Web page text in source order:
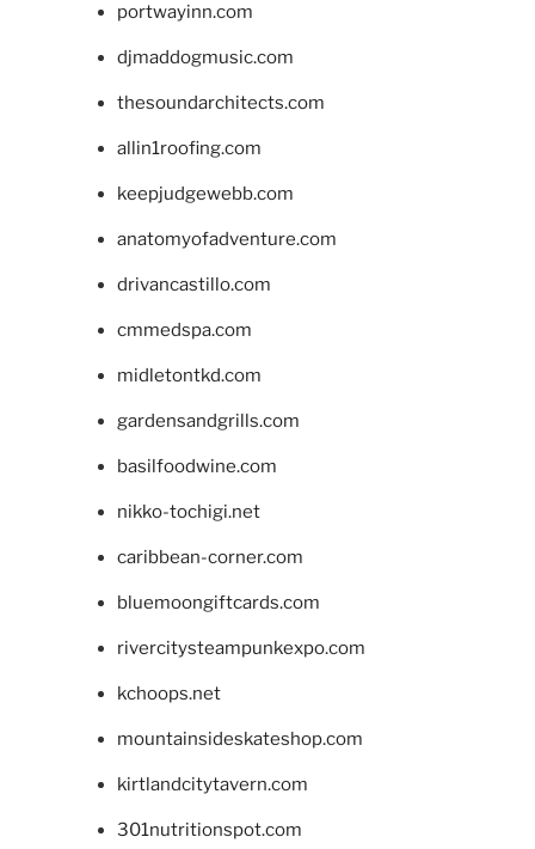
portwayinn.com
djmaddogmusic.com
thesoundarchitects.com
allin1roofing.com
keepjudgewebb.com
anatomyofadventure.com
drivancastillo.com
cmmedspa.com
midletontkd.com
gardensandgrills.com
basilfoodwine.com
nikko-tochigi.net
caribbean-corner.com
bluemoongiftcards.com
rivercitysteampunkexpo.com
kchoops.net
mountainsideskateshop.com
kirtlandcitytavern.com
301nutritionspot.com